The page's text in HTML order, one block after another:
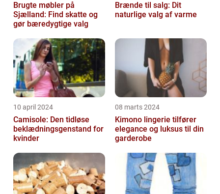
Brugte møbler på
Sjælland: Find skatte og
gør bæredygtige valg
Brænde til salg: Dit
naturlige valg af varme
10 april 2024
Camisole: Den tidløse
beklædningsgenstand for
kvinder
08 marts 2024
Kimono lingerie tilfører
elegance og luksus til din
garderobe